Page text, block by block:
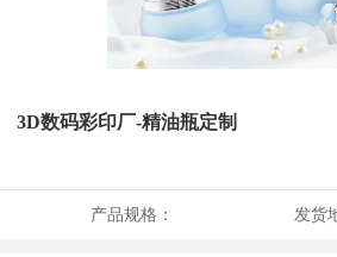
3D数码彩印厂-精油瓶定制
产品规格： 发货